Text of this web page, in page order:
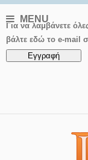
MENU
Για να λαμβάνετε
βάλτε εδώ το e-mail